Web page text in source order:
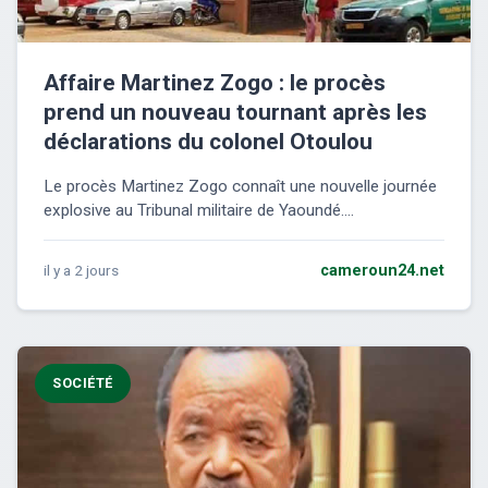
Affaire Martinez Zogo : le procès
prend un nouveau tournant après les
déclarations du colonel Otoulou
Le procès Martinez Zogo connaît une nouvelle journée
explosive au Tribunal militaire de Yaoundé....
il y a 2 jours cameroun24.net
SOCIÉTÉ